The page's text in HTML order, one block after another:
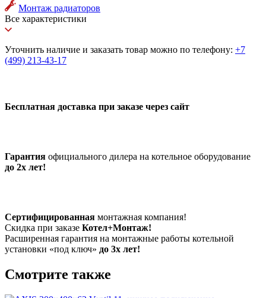
Монтаж радиаторов
Все характеристики
Уточнить наличие и заказать товар можно по телефону: +7
(499) 213-43-17
Бесплатная доставка при заказе через сайт
Гарантия официального дилера на котельное оборудование
до 2х лет!
Сертифицированная монтажная компания!
Скидка при заказе Котел+Монтаж!
Расширенная гарантия на монтажные работы котельной
установки «под ключ» до 3х лет!
Смотрите также